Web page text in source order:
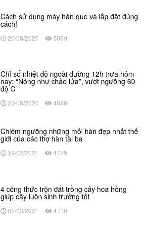
Cách sử dụng máy hàn que và lắp đặt đúng
cách!
20/08/2020 5099
Chỉ số nhiệt độ ngoài đường 12h trưa hôm
nay: “Nóng như chảo lửa”, vượt ngưỡng 60
độ C
23/06/2020 4886
Chiêm ngưỡng những mối hàn đẹp nhất thế
giới của các thợ hàn tài ba
19/02/2021 4775
4 công thức trộn đất trồng cây hoa hồng
giúp cây luôn sinh trưởng tốt
02/03/2021 4710